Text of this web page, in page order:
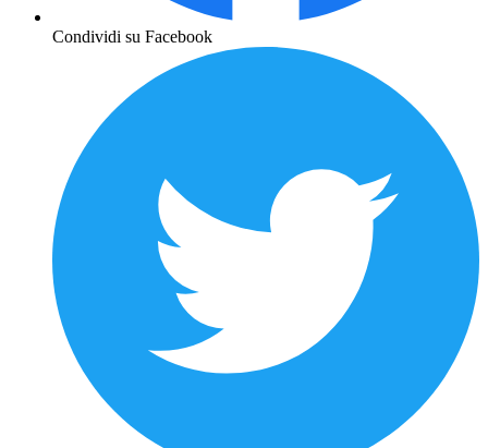
Condividi su Facebook